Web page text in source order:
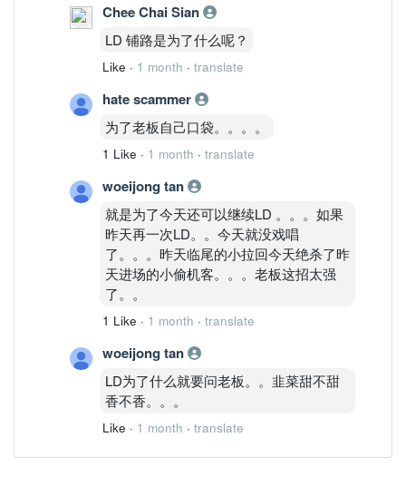
Chee Chai Sian
LD 铺路是为了什么呢？
Like · 1 month · translate
hate scammer
为了老板自己口袋。。。。
1 Like · 1 month · translate
woeijong tan
就是为了今天还可以继续LD 。。。如果
昨天再一次LD。。今天就没戏唱
了。。。昨天临尾的小拉回今天绝杀了昨
天进场的小偷机客。。。老板这招太强
了。。
1 Like · 1 month · translate
woeijong tan
LD为了什么就要问老板。。韭菜甜不甜
香不香。。。
Like · 1 month · translate